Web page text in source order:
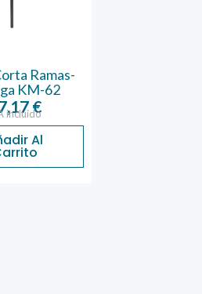
Ramas-
KM-62
€
incluido
Al